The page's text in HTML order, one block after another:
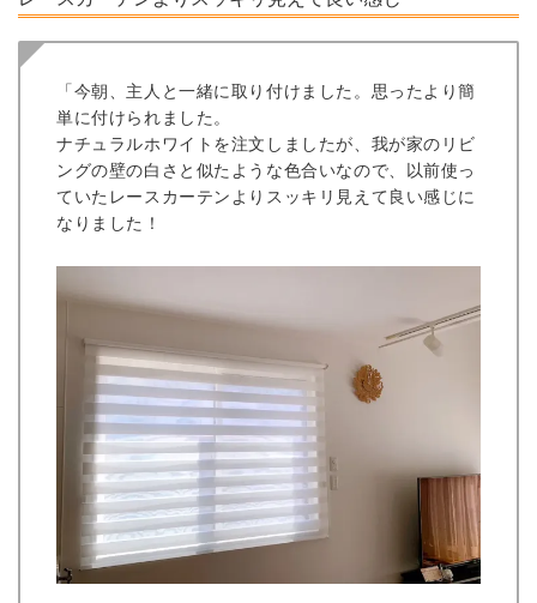
「今朝、主人と一緒に取り付けました。思ったより簡
単に付けられました。
ナチュラルホワイトを注文しましたが、我が家のリビ
ングの壁の白さと似たような色合いなので、以前使っ
ていたレースカーテンよりスッキリ見えて良い感じに
なりました！